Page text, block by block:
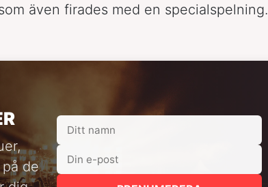
även firades med en specialspelning.
de